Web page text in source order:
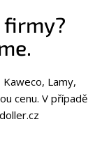
firmy?
Lamy,
cenu. V případě